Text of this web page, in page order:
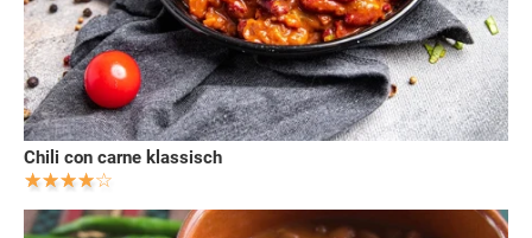
Chili con carne klassisch